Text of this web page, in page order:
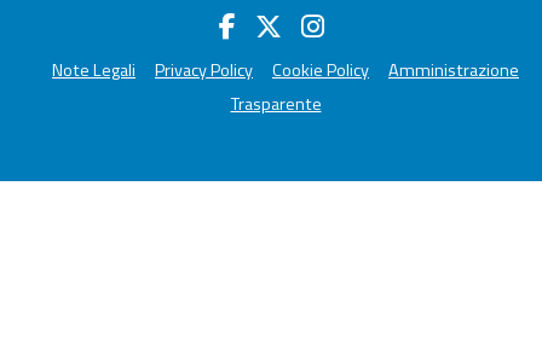
Note Legali Privacy Policy Cookie Policy
Amministrazione
Trasparente